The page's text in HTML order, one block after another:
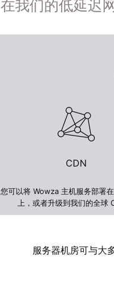
在我们的低延迟
CDN
您可以将 Wowza 主机服务部署
上，或者升级到我们的全球
服务器机房可与大